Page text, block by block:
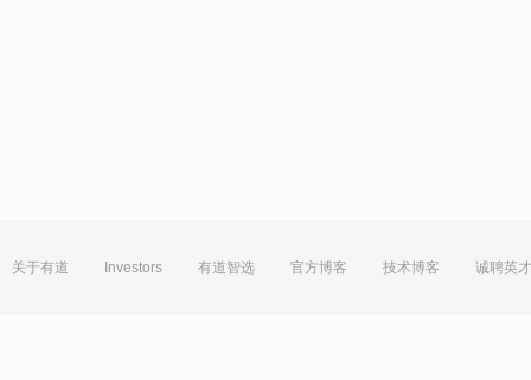
关于有道 Investors 有道智选 官方博客 技术博客 诚聘英才